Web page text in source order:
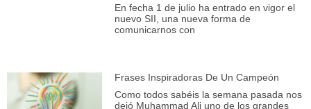
En fecha 1 de julio ha entrado en vigor el
nuevo SII, una nueva forma de
comunicarnos con
Frases Inspiradoras De Un Campeón
Como todos sabéis la semana pasada nos
dejó Muhammad Ali uno de los grandes